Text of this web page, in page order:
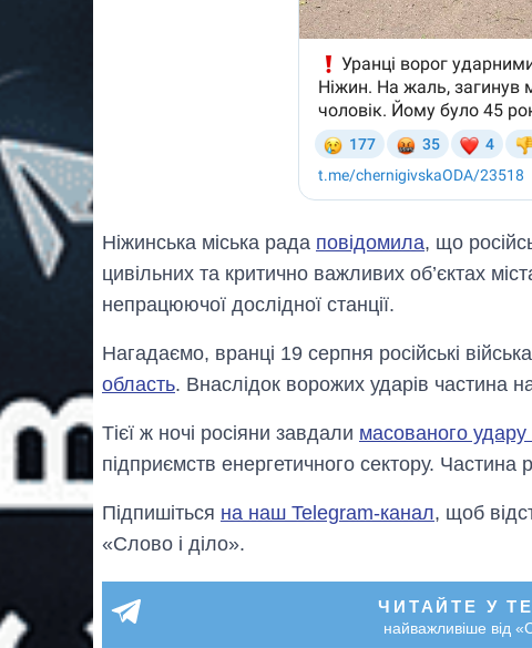
Ніжинська міська рада повідомила, що
цивільних та критично важливих об’єктах
непрацюючої дослідної станції.
Нагадаємо, вранці 19 серпня російські війська
область. Внаслідок ворожих ударів частина
Тiєї ж ночi росiяни завдали масованого
підприємств енергетичного сектору. Частина
Підпишіться на наш Telegram-канал, щоб
«Слово і діло».
ЧИТАЙТЕ У
найважливіше від